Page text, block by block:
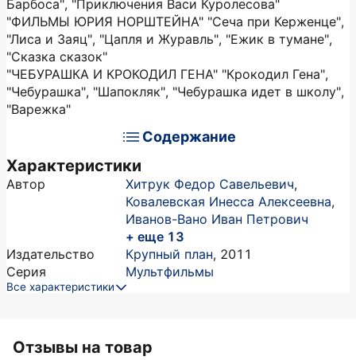
Барбоса", "Приключения Васи Куролесова"
"ФИЛЬМЫ ЮРИЯ НОРШТЕЙНА" "Сеча при Керженце",
"Лиса и Заяц", "Цапля и Журавль", "Ежик в тумане",
"Сказка сказок"
"ЧЕБУРАШКА И КРОКОДИЛ ГЕНА" "Крокодил Гена",
"Чебурашка", "Шапокляк", "Чебурашка идет в школу",
"Варежка"
Содержание
Характеристики
Автор Хитрук Федор Савельевич,
Ковалевская Инесса Алексеевна,
Иванов-Вано Иван Петрович
+ еще 13
Издательство
Крупный план, 2011
Серия
Мультфильмы
Все характеристики
Отзывы на товар